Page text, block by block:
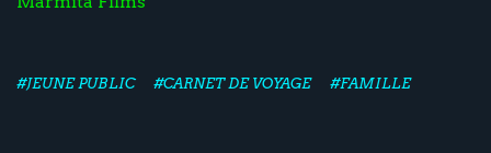
#JEUNE PUBLIC #CARNET DE VOYAGE #FAMILLE